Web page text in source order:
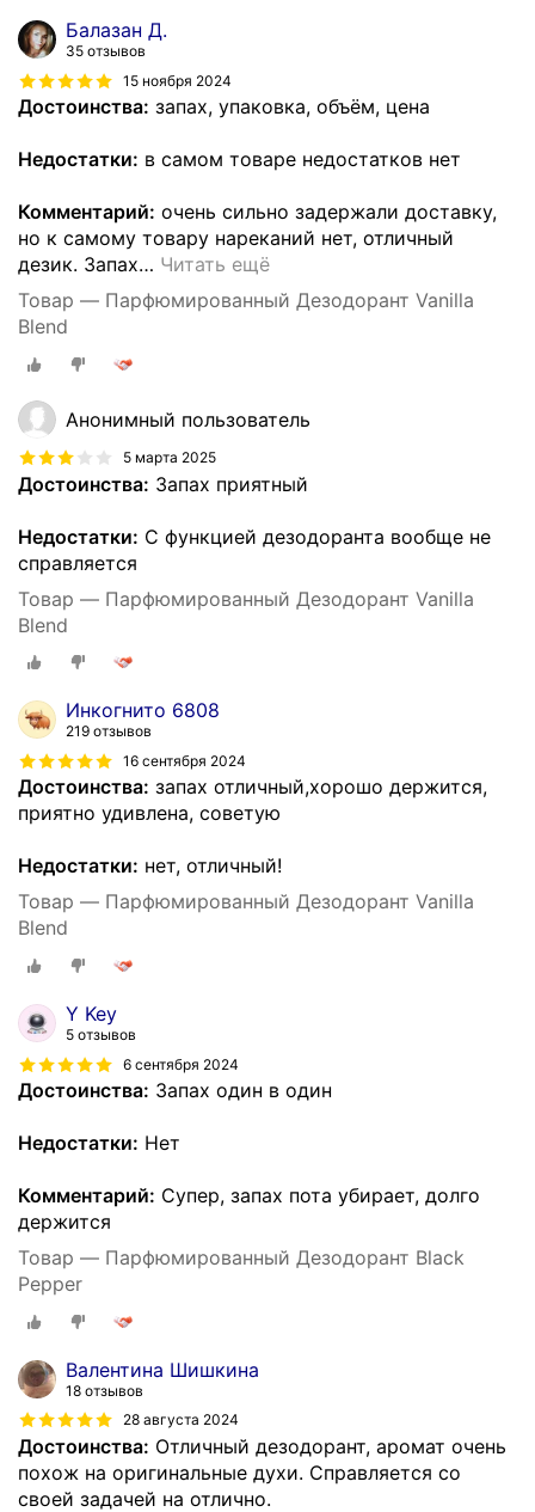
Балазан Д.
35 отзывов
15 ноября 2024
Достоинства: запах, упаковка, объём, цена
Недостатки: в самом товаре недостатков нет
Комментарий: очень сильно задержали доставку,
но к самому товару нареканий нет, отличный
дезик. Запах… Читать ещё
Товар — Парфюмированный Дезодорант Vanilla
Blend
Анонимный пользователь
5 марта 2025
Достоинства: Запах приятный
Недостатки: С функцией дезодоранта вообще не
справляется
Товар — Парфюмированный Дезодорант Vanilla
Blend
Инкогнито 6808
219 отзывов
16 сентября 2024
Достоинства: запах отличный,хорошо держится,
приятно удивлена, советую
Недостатки: нет, отличный!
Товар — Парфюмированный Дезодорант Vanilla
Blend
Y Key
5 отзывов
6 сентября 2024
Достоинства: Запах один в один
Недостатки: Нет
Комментарий: Супер, запах пота убирает, долго
держится
Товар — Парфюмированный Дезодорант Black
Pepper
Валентина Шишкина
18 отзывов
28 августа 2024
Достоинства: Отличный дезодорант, аромат очень
похож на оригинальные духи. Справляется со
своей задачей на отлично.